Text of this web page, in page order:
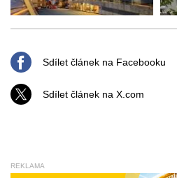
Sdílet článek na Facebooku
Sdílet článek na X.com
REKLAMA